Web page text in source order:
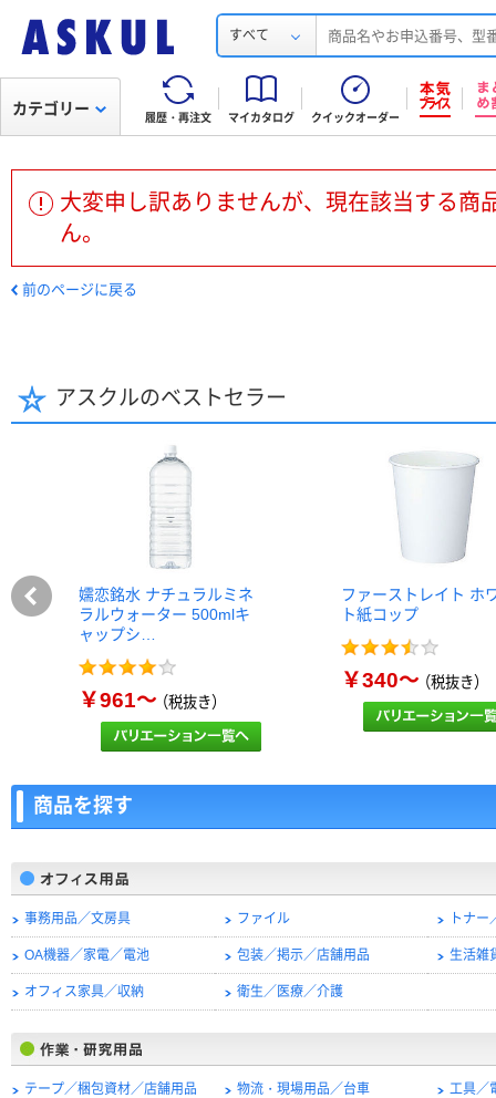
すべて
履歴・再注文 マイカタログ クイックオーダー
カテゴリー
大変申し訳ありませんが、現在該当する商
ん。
前のページに戻る
アスクルのベストセラー
嬬恋銘水 ナチュラルミネ
ラルウォーター 500mlキ
ャップシ…
￥961～（税抜き）
ファーストレイト ホ
ト紙コップ
￥340～（税抜き）
商品を探す
事務用品／文房具 ファイル トナ
OA機器／家電／電池 包装／掲示／店舗用品 生活雑
オフィス家具／収納 衛生／医療／介護
テープ／梱包資材／店舗用品 物流・現場用品／台車 工具／